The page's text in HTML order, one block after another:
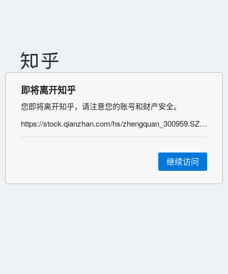
即将离开知乎
您即将离开知乎，请注意您的账号和财产安全。
https://stock.qianzhan.com/hs/zhengquan_300959.SZ.html
继续访问